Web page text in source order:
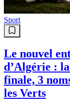
Sport
Le nouvel
d’Algérie :
finale, 3
les Verts